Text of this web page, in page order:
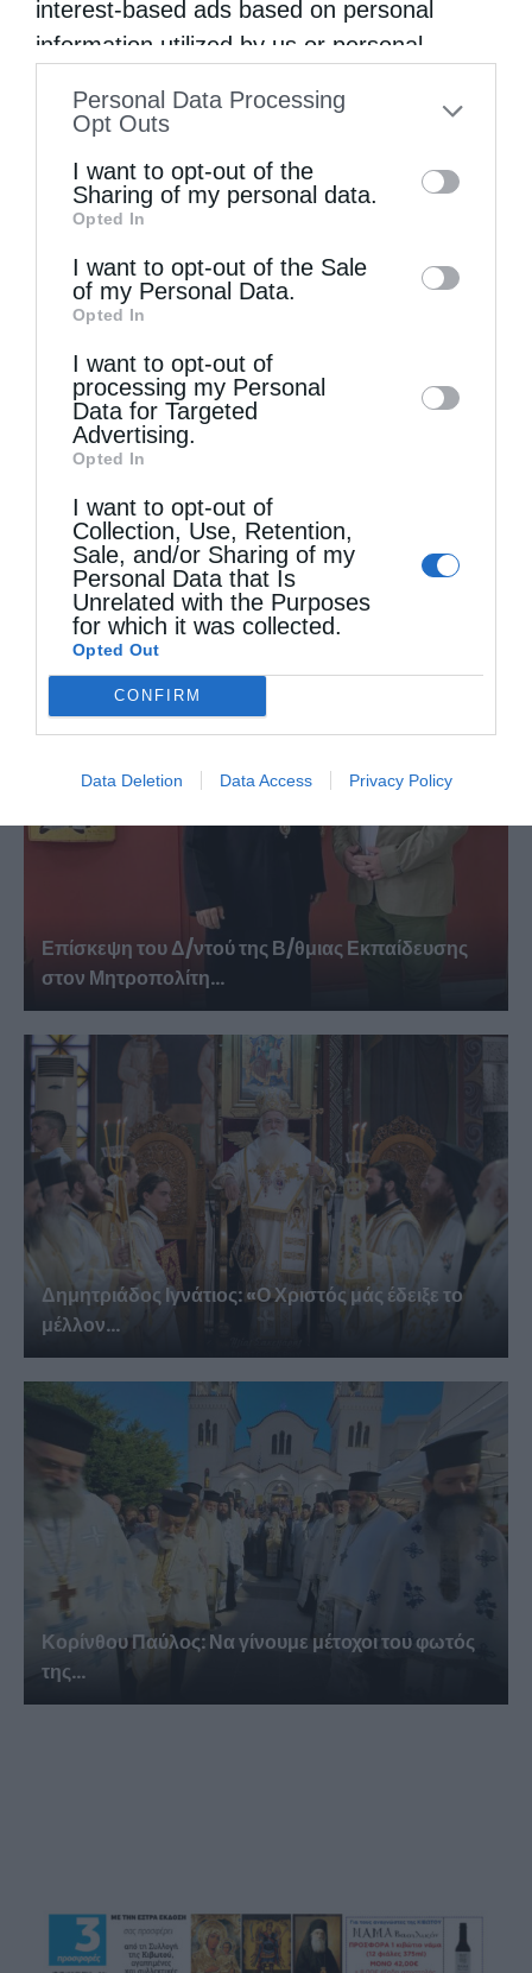
interest-based ads based on personal
information utilized by us or personal
to your opt-out. You may separately opt-out
information by third parties on the IAB’s list
of downstream participants. This
information may also be disclosed by us to
third parties on theIAB’s List of
Downstream Participants
disclose it to other third parties.
Personal Data Processing
Opt Outs
I want to opt-out of the
Sharing of my personal data.
Opted In
I want to opt-out of the Sale
of my Personal Data.
Opted In
I want to opt-out of
processing my Personal
Data for Targeted
Advertising.
Opted In
I want to opt-out of
Collection, Use, Retention,
Sale, and/or Sharing of my
Personal Data that Is
Unrelated with the Purposes
for which it was collected.
Opted Out
CONFIRM
Data Deletion Data Access Privacy Policy
Ν. Ιωνίας Γαβριήλ: Η Θεία Κοινωνία γεμίζει την...
Πανηγυρικός εορτασμός της Μεταμορφώσεως
του Σωτήρος στην Αλεξανδρούπολη...
Επίσκεψη του Δ/ντού της Β/θμιας Εκπαίδευσης
στον Μητροπολίτη...
Δημητριάδος Ιγνάτιος: «Ο Χριστός μάς έδειξε το
μέλλον...
Κορίνθου Παύλος: Να γίνουμε μέτοχοι του φωτός
της...